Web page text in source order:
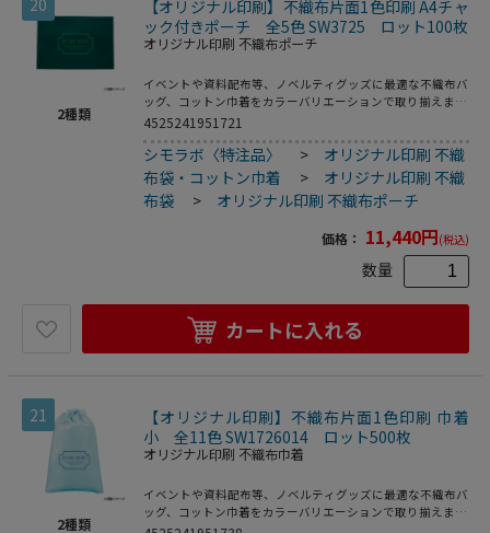
2種類
【オリジナル印刷】不織布片面1色印刷 A4チャ
ック付きポーチ 全5色 SW3725 ロット100枚
オリジナル印刷 不織布ポーチ
イベントや資料配布等、ノベルティグッズに最適な不織布バ
ッグ、コットン巾着をカラーバリエーションで取り揃えまし
た。片面シルク1色印刷、印刷領域は別途テンプレートでご
4525241951721
シモラボ〈特注品〉 > オリジナル印刷 不織
布袋・コットン巾着
> オリジナル印刷 不織
布袋
> オリジナル印刷 不織布ポーチ
価格： 11,440円(税込)
数量
カートに入れる
21
2種類
【オリジナル印刷】不織布片面1色印刷 巾着
小 全11色 SW1726014 ロット500枚
オリジナル印刷 不織布巾着
イベントや資料配布等、ノベルティグッズに最適な不織布バ
ッグ、コットン巾着をカラーバリエーションで取り揃えまし
た。片面シルク1色印刷、印刷領域は別途テンプレートでご